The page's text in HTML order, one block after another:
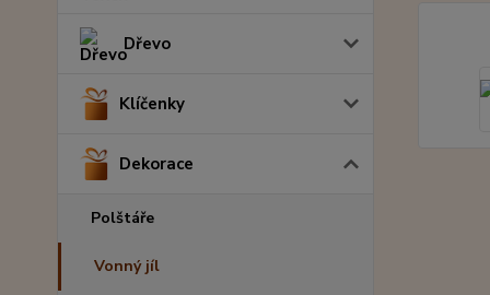
Dřevo
Klíčenky
Dekorace
Polštáře
Vonný jíl